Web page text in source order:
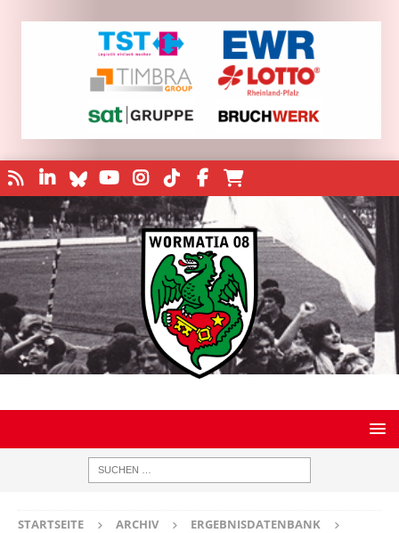
STARTSEITE ARCHIV
ERGEBNISDATENBANK